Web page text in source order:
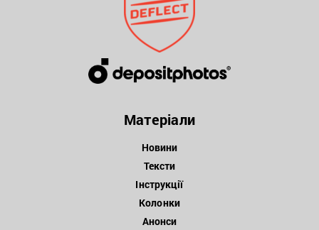
Матеріали
Новини
Тексти
Інструкції
Колонки
Анонси